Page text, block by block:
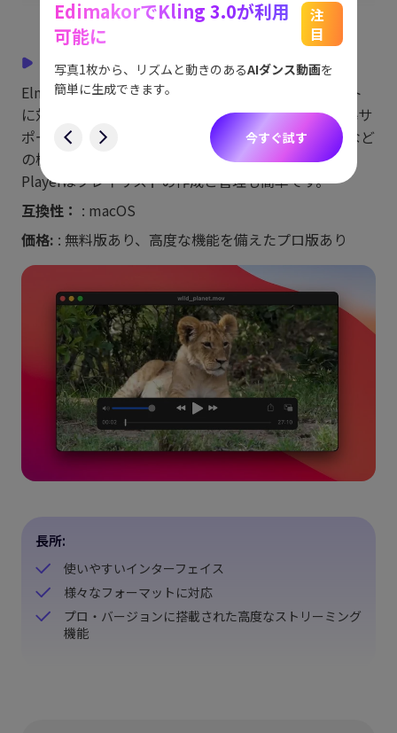
7. Elmedia Player
Elmedia Playerは、MOVファイルと他のフォーマット
に対応するMac用のMOVビデオプレーヤーです。字幕サ
ポート、ビデオチューニング、ストリーミング機能など
の機能でスムーズな再生体験を提供します。Elmedia
Playerはプレイリストの作成と管理も簡単です。
互換性： : macOS
価格: : 無料版あり、高度な機能を備えたプロ版あり
長所:
使いやすいインターフェイス
様々なフォーマットに対応
プロ・バージョンに搭載された高度なストリーミング
機能
EdimakorでKling 3.0が利用
可能に
注
目
写真1枚から、リズムと動きのあるAIダンス動画を
簡単に生成できます。
今すぐ試す